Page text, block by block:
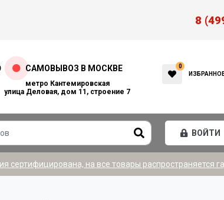
8
САМОВЫВОЗ В МОСКВЕ
метро Кантемировская
улица Деловая, дом 11, строение 7
0
ВОЙТИ
на все товары распространяется